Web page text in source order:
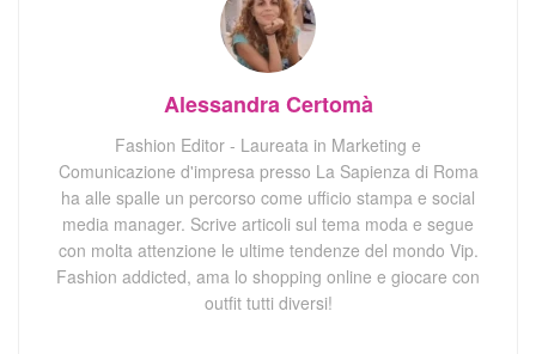
Alessandra Certomà
Fashion Editor - Laureata in Marketing e
Comunicazione d'impresa presso La Sapienza di Roma
ha alle spalle un percorso come ufficio stampa e social
media manager. Scrive articoli sul tema moda e segue
con molta attenzione le ultime tendenze del mondo Vip.
Fashion addicted, ama lo shopping online e giocare con
outfit tutti diversi!